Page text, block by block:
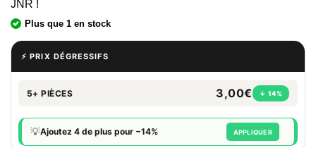
JNR !
Plus que 1 en stock
⚡ PRIX DÉGRESSIFS
5+ PIÈCES 3,00€ ↓ 14%
💡Ajoutez 4 de plus pour −14% APPLIQUER